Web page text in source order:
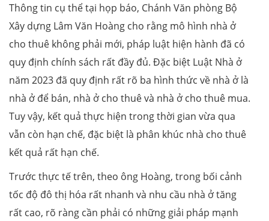
Thông tin cụ thể tại họp báo, Chánh Văn phòng Bộ
Xây dựng Lâm Văn Hoàng cho rằng mô hình nhà ở
cho thuê không phải mới, pháp luật hiện hành đã có
quy định chính sách rất đầy đủ. Đặc biệt Luật Nhà ở
năm 2023 đã quy định rất rõ ba hình thức về nhà ở là
nhà ở để bán, nhà ở cho thuê và nhà ở cho thuê mua.
Tuy vậy, kết quả thực hiện trong thời gian vừa qua
vẫn còn hạn chế, đặc biệt là phân khúc nhà cho thuê
kết quả rất hạn chế.
Trước thực tế trên, theo ông Hoàng, trong bối cảnh
tốc độ đô thị hóa rất nhanh và nhu cầu nhà ở tăng
rất cao, rõ ràng cần phải có những giải pháp mạnh